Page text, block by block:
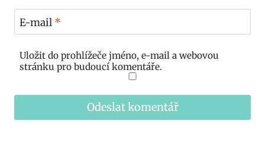
E-mail *
Uložit do prohlížeče jméno, e-mail a webovou
stránku pro budoucí komentáře.